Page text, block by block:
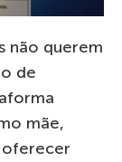
não querem
de
mãe,